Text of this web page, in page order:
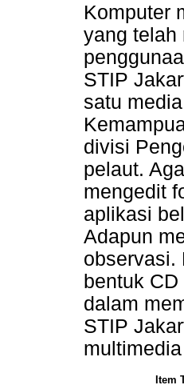
Komputer
yang telah
STIP
satu
divisi
pelaut.
mengedit
aplikasi
Adapun
observasi.
bentuk
dalam
STIP
multimedia
Item